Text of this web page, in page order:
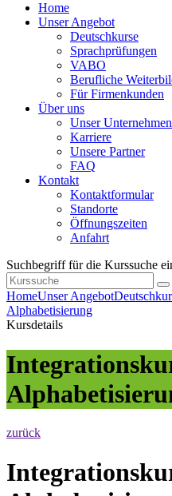
Home
Unser Angebot
Deutschkurse
Sprachprüfungen
VABO
Berufliche
Für Firmenkunden
Über uns
Unser Unternehmen
Karriere
Unsere Partner
FAQ
Kontakt
Kontaktformular
Standorte
Öffnungszeiten
Anfahrt
Suchbegriff für die Kurssuche
HomeUnser Angebot
Alphabetisierung
Kursdetails
zurück